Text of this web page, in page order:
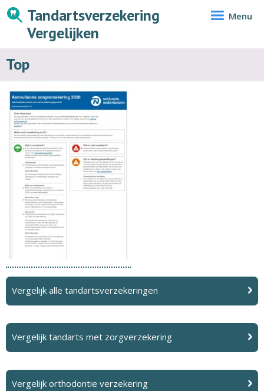
Tandartsverzekering
Vergelijken
Menu
Top
Vergelijk alle tandartsverzekeringen
Vergelijk tandarts met zorgverzekering
Vergelijk orthodontie verzekering